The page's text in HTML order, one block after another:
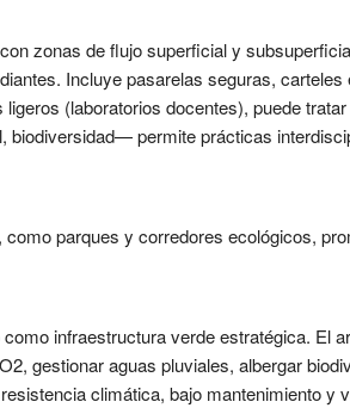
zonas de flujo superficial y
Incluye pasarelas seguras,
(laboratorios docentes), puede
permite prácticas
parques y corredores ecológicos,
infraestructura verde estratégica. El
gestionar aguas pluviales, albergar
climática, bajo mantenimiento y